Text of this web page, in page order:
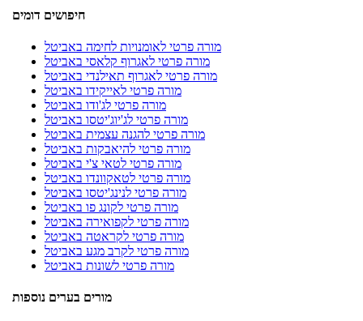
חיפושים דומים
מורה פרטי לאומנויות לחימה באביטל
מורה פרטי לאגרוף קלאסי באביטל
מורה פרטי לאגרוף תאילנדי באביטל
מורה פרטי לאייקידו באביטל
מורה פרטי לג'ודו באביטל
מורה פרטי לג'יוג'יטסו באביטל
מורה פרטי להגנה עצמית באביטל
מורה פרטי להיאבקות באביטל
מורה פרטי לטאי צ'י באביטל
מורה פרטי לטאקוונדו באביטל
מורה פרטי לנינג'יטסו באביטל
מורה פרטי לקונג פו באביטל
מורה פרטי לקפואירה באביטל
מורה פרטי לקראטה באביטל
מורה פרטי לקרב מגע באביטל
מורה פרטי לשונות באביטל
מורים בערים נוספות